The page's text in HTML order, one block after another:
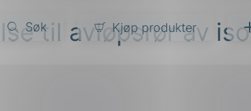
Søk Kjøp produkter
til avløpsrør av